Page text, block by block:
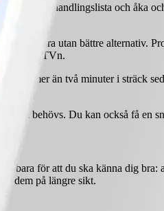
jag skriva handlingslista och åka
kan vara utan bättre alternativ.
sätter på TVn.
mer än två minuter i sträck
det behövs. Du kan också få en
bara för att du ska känna dig
dem på längre sikt.